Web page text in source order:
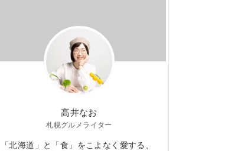
高井なお
札幌グルメライター
「北海道」と「食」をこよなく愛する、